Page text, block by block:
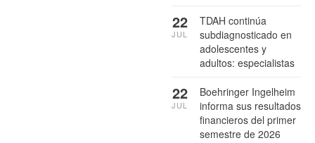
TDAH continúa
subdiagnosticado en
adolescentes y
adultos: especialistas
22
JUL
Boehringer Ingelheim
informa sus resultados
financieros del primer
semestre de 2026
22
JUL